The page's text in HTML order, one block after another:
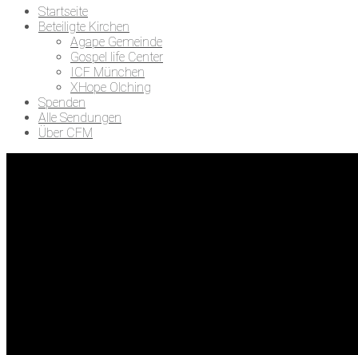
Startseite
Beteiligte Kirchen
Agape Gemeinde
Gospel life Center
ICF München
XHope Olching
Spenden
Alle Sendungen
Über CFM